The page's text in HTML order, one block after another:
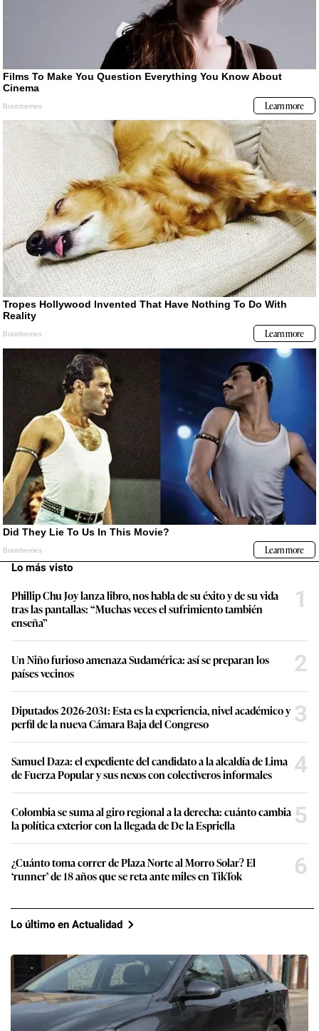
Lo más visto
Phillip Chu Joy lanza libro, nos habla de su éxito y de su vida
tras las pantallas: “Muchas veces el sufrimiento también
enseña”
1
Un Niño furioso amenaza Sudamérica: así se preparan los
países vecinos
2
Diputados 2026-2031: Esta es la experiencia, nivel académico y
perfil de la nueva Cámara Baja del Congreso
3
Samuel Daza: el expediente del candidato a la alcaldía de Lima
de Fuerza Popular y sus nexos con colectiveros informales
4
Colombia se suma al giro regional a la derecha: cuánto cambia
la política exterior con la llegada de De la Espriella
5
¿Cuánto toma correr de Plaza Norte al Morro Solar? El
‘runner’ de 18 años que se reta ante miles en TikTok
6
Lo último en Actualidad